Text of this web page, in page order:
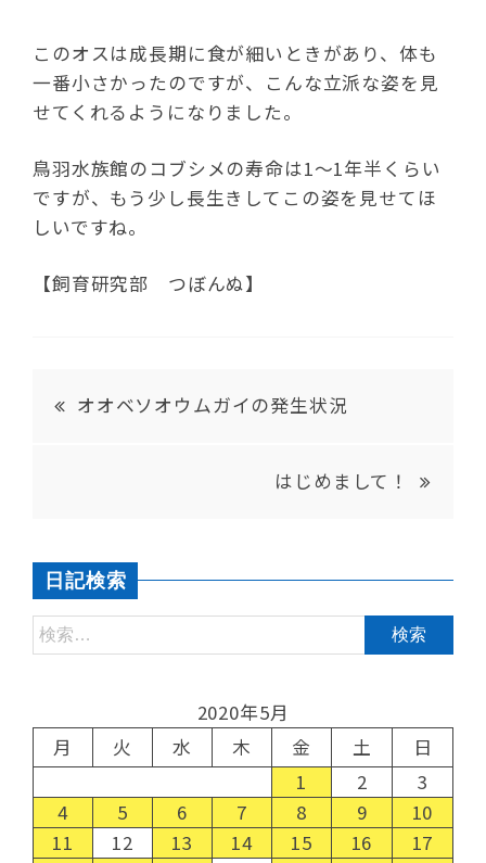
このオスは成長期に食が細いときがあり、体も
一番小さかったのですが、こんな立派な姿を見
せてくれるようになりました。
鳥羽水族館のコブシメの寿命は1～1年半くらい
ですが、もう少し長生きしてこの姿を見せてほ
しいですね。
【飼育研究部 つぼんぬ】
オオベソオウムガイの発生状況
はじめまして！
日記検索
2020年5月
月
火 水 木 金 土
日
1
2
3
4
5 6 7 8 9
10
11
12 13 14 15 16
17